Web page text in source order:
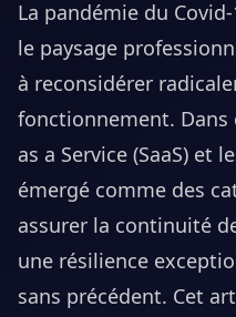
La pandémie du
le paysage
à reconsidérer
fonctionnement. Dans
as a Service (SaaS) et
émergé comme des
assurer la continuité
une résilience
sans précédent. Cet